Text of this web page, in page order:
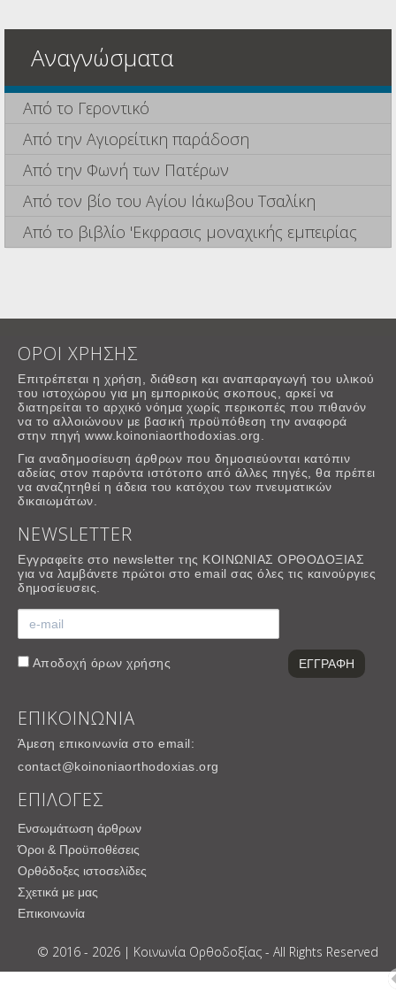
Αναγνώσματα
Από το Γεροντικό
Από την Αγιορείτικη παράδοση
Από την Φωνή των Πατέρων
Από τον βίο του Αγίου Ιάκωβου Τσαλίκη
Από το βιβλίο 'Εκφρασις μοναχικής εμπειρίας
ΟΡΟΙ ΧΡΗΣΗΣ
Επιτρέπεται η χρήση, διάθεση και αναπαραγωγή του υλικού
του ιστοχώρου για μη εμπορικούς σκοπους, αρκεί να
διατηρείται το αρχικό νόημα χωρίς περικοπές που πιθανόν
να το αλλοιώνουν με βασική προϋπόθεση την αναφορά
στην πηγή www.koinoniaorthodoxias.org.
Για αναδημοσίευση άρθρων που δημοσιεύονται κατόπιν
αδείας στον παρόντα ιστότοπο από άλλες πηγές, θα πρέπει
να αναζητηθεί η άδεια του κατόχου των πνευματικών
δικαιωμάτων.
NEWSLETTER
Εγγραφείτε στο newsletter της ΚΟΙΝΩΝΙΑΣ ΟΡΘΟΔΟΞΙΑΣ
για να λαμβάνετε πρώτοι στο email σας όλες τις καινούργιες
δημοσίευσεις.
Αποδοχή όρων χρήσης
ΕΠΙΚΟΙΝΩΝΙΑ
Άμεση επικοινωνία στο email:
contact@koinoniaorthodoxias.org
ΕΠΙΛΟΓΕΣ
Ενσωμάτωση άρθρων
Όροι & Προϋποθέσεις
Ορθόδοξες ιστοσελίδες
Σχετικά με μας
Επικοινωνία
© 2016 - 2026 | Κοινωνία Ορθοδοξίας - All Rights Reserved